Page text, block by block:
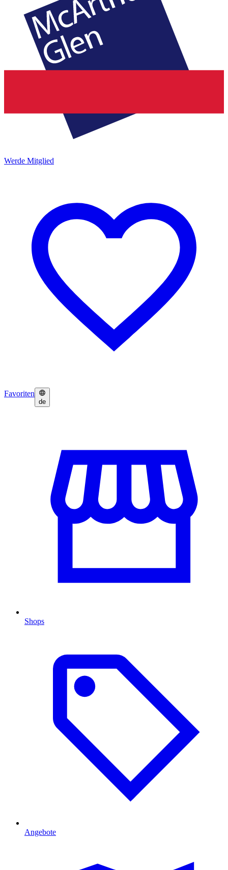
Werde Mitglied
Favoriten
de
Shops
Angebote